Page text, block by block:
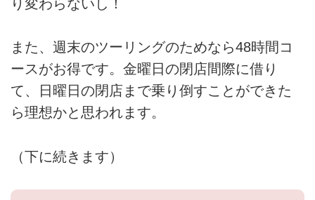
り変わらないし！
また、週末のツーリングのためなら48時間コ
ースがお得です。金曜日の閉店間際に借り
て、日曜日の閉店まで乗り倒すことができた
ら理想かと思われます。
（下に続きます）